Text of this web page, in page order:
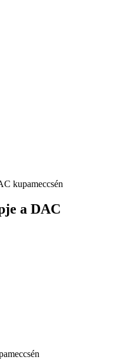
kupameccsén
a DAC